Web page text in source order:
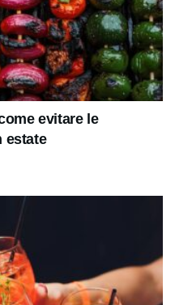
evitare le
estate